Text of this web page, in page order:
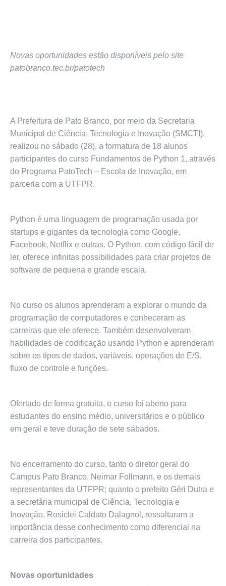
Novas oportunidades estão disponíveis pelo site
patobranco.tec.br/patotech
A Prefeitura de Pato Branco, por meio da Secretaria
Municipal de Ciência, Tecnologia e Inovação (SMCTI),
realizou no sábado (28), a formatura de 18 alunos
participantes do curso Fundamentos de Python 1, através
do Programa PatoTech – Escola de Inovação, em
parceria com a UTFPR.
Python é uma linguagem de programação usada por
startups e gigantes da tecnologia como Google,
Facebook, Netflix e outras. O Python, com código fácil de
ler, oferece infinitas possibilidades para criar projetos de
software de pequena e grande escala.
No curso os alunos aprenderam a explorar o mundo da
programação de computadores e conheceram as
carreiras que ele oferece. Também desenvolveram
habilidades de codificação usando Python e aprenderam
sobre os tipos de dados, variáveis, operações de E/S,
fluxo de controle e funções.
Ofertado de forma gratuita, o curso foi aberto para
estudantes do ensino médio, universitários e o público
em geral e teve duração de sete sábados.
No encerramento do curso, tanto o diretor geral do
Campus Pato Branco, Neimar Follmann, e os demais
representantes da UTFPR; quanto o prefeito Géri Dutra e
a secretária municipal de Ciência, Tecnologia e
Inovação, Rosiclei Caldato Dalagnol, ressaltaram a
importância desse conhecimento como diferencial na
carreira dos participantes.
Novas oportunidades